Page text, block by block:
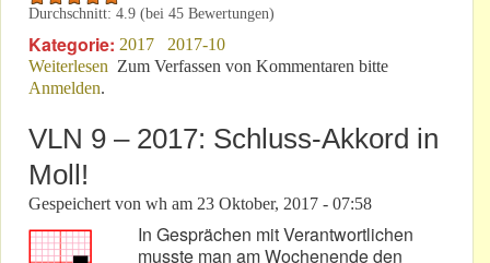
Durchschnitt: 4.9 (bei 45 Bewertungen)
Kategorie: 2017
2017-10
Weiterlesen über USA-F1: Keine Stock Car Crash Challenge!
Zum Verfassen von Kommentaren bitte
Anmelden.
VLN 9 – 2017: Schluss-Akkord in
Moll!
Gespeichert von wh am 23 Oktober, 2017 - 07:58
In Gesprächen mit Verantwortlichen
musste man am Wochenende den